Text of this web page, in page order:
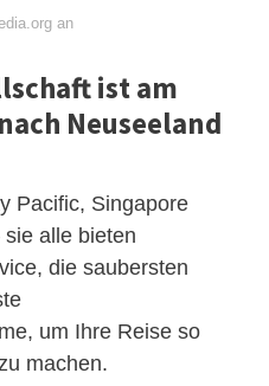
an
ist am
Neuseeland
Pacific, Singapore
alle bieten
die saubersten
um Ihre Reise so
machen.